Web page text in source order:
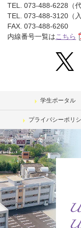
TEL. 073-488-6228（代
TEL. 073-488-3120（
FAX. 073-488-6260
内線番号一覧はこちら
学生ポータル
プライバシーポリ